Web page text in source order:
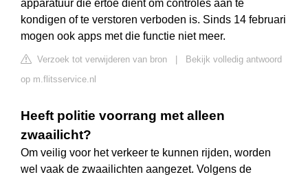
apparatuur die ertoe dient om controles aan te
kondigen of te verstoren verboden is. Sinds 14 februari
mogen ook apps met die functie niet meer.
Verzoek tot verwijderen van bron
Bekijk volledig antwoord
op m.flitsservice.nl
Heeft politie voorrang met alleen
zwaailicht?
Om veilig voor het verkeer te kunnen rijden, worden
wel vaak de zwaailichten aangezet. Volgens de